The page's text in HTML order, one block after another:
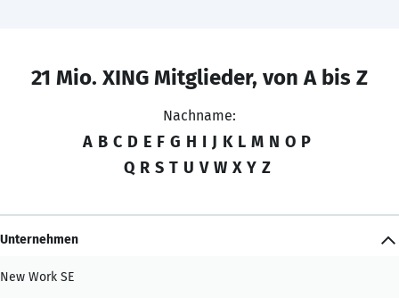
21 Mio. XING Mitglieder, von A bis Z
Nachname:
A B C D E F G H I J K L M N O P
Q R S T U V W X Y Z
Unternehmen
New Work SE